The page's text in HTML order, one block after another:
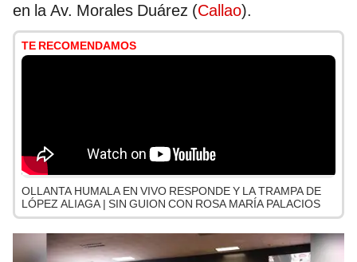
en la Av. Morales Duárez (Callao).
TE RECOMENDAMOS
OLLANTA HUMALA EN VIVO RESPONDE Y LA TRAMPA DE
LÓPEZ ALIAGA | SIN GUION CON ROSA MARÍA PALACIOS